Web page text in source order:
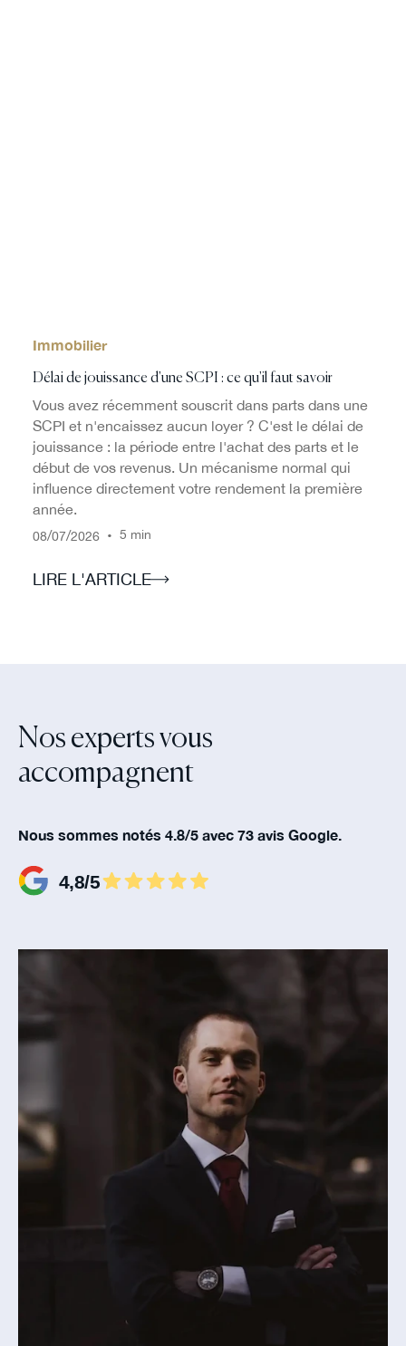
Immobilier
Délai de jouissance d'une SCPI : ce qu'il faut savoir
Vous avez récemment souscrit dans parts dans une
SCPI et n'encaissez aucun loyer ? C'est le délai de
jouissance : la période entre l'achat des parts et le
début de vos revenus. Un mécanisme normal qui
influence directement votre rendement la première
année.
08/07/2026 • 5 min
LIRE L'ARTICLE
Nos experts vous
accompagnent‍
Nous sommes notés 4.8/5 avec 73 avis Google.